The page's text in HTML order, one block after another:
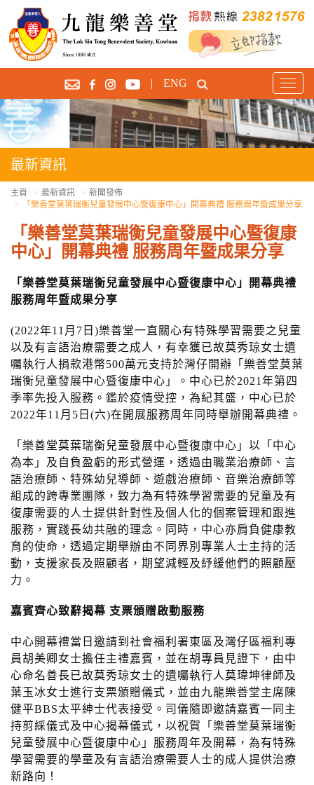
T
o
g
g
l
v
i
g
i
| ENG
最新資訊
主頁 最新資訊
新聞發佈
「樂善堂莫葉瑞衡兒童發展中心暨復康中心」開幕典禮 服務周年暨成果分享
「樂善堂莫葉瑞衡兒童發展中心暨復康
中心」開幕典禮 服務周年暨成果分享
「樂善堂莫葉瑞衡兒童發展中心暨復康中心」開幕典禮
服務周年暨成果分享
(2022年11月7日)樂善堂一直關心有特殊學習需要之兒童
以及有言語治療需要之成人，有幸獲已故莫秀琼女士遺
囑執行人捐款港幣500萬元支持於灣仔開辦「樂善堂莫葉
瑞衡兒童發展中心暨復康中心」。中心已於2021年第四
季率先投入服務。鑑於疫情受控，為紀其盛，中心已於
2022年11月5日(六)在開展服務周年同時舉辦開幕典禮。
「樂善堂莫葉瑞衡兒童發展中心暨復康中心」以「中心
為本」及自負盈虧的形式營運，透過由職業治療師、言
語治療師、特殊幼兒導師、遊戲治療師、音樂治療師等
組成的跨專業團隊，致力為有特殊學習需要的兒童及有
復康需要的人士提供針對性及個人化的個案管理和跟進
服務，實踐長幼共融的理念。同時，中心亦肩負健康教
育的使命，透過定期舉辦由不同界別專業人士主持的活
動，支援家長及照顧者，期望減輕及紓緩他們的照顧壓
力。
嘉賓齊心致辭揭幕 支票頒贈啟動服務
中心開幕禮當日邀請到社會福利署東區及灣仔區福利專
員胡美卿女士擔任主禮嘉賓，並在胡專員見證下，由中
心命名善長已故莫秀琼女士的遺囑執行人莫瑋坤律師及
葉玉冰女士進行支票頒贈儀式，並由九龍樂善堂主席陳
健平BBS太平紳士代表接受。司儀隨即邀請嘉賓一同主
持剪綵儀式及中心揭幕儀式，以祝賀「樂善堂莫葉瑞衡
兒童發展中心暨復康中心」服務周年及開幕，為有特殊
學習需要的學童及有言語治療需要人士的成人提供治療
新路向！